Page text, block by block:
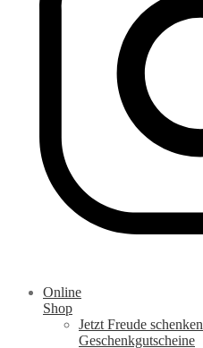
Online
Shop
Jetzt Freude schenken
Geschenkgutscheine